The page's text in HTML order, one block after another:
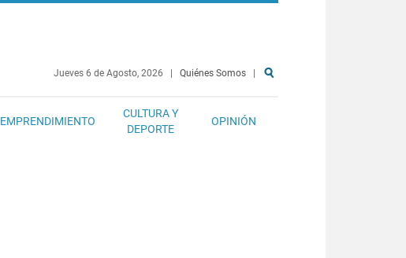
Jueves 6 de Agosto, 2026 Quiénes Somos
EMPRENDIMIENTO
CULTURA Y
DEPORTE
OPINIÓN